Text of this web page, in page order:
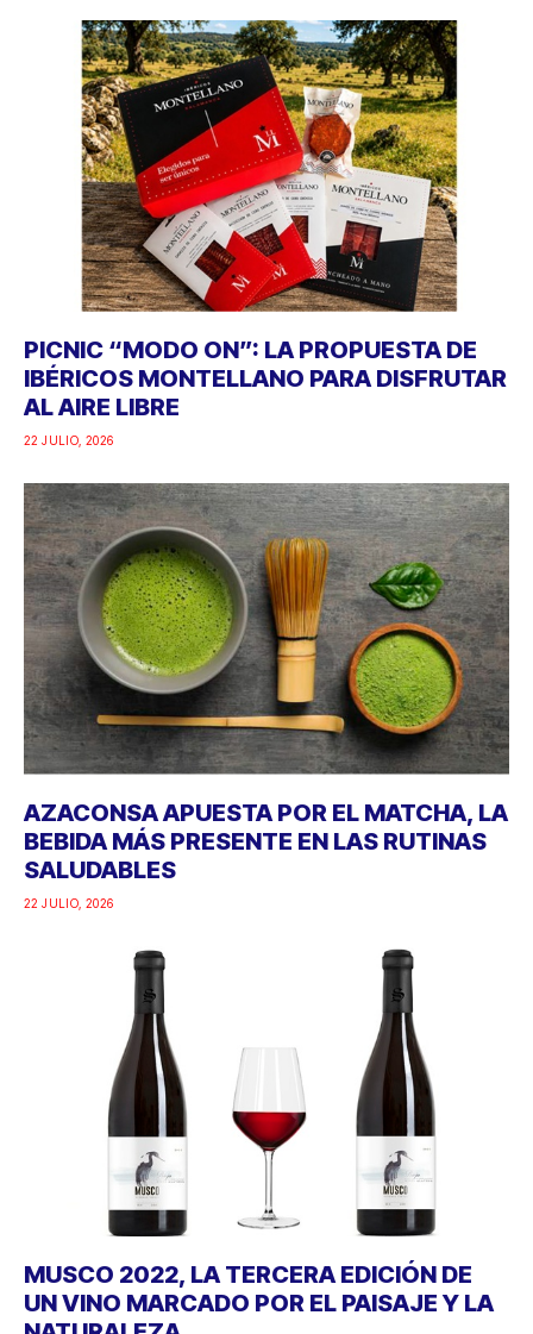
PICNIC “MODO ON”: LA PROPUESTA DE
IBÉRICOS MONTELLANO PARA DISFRUTAR
AL AIRE LIBRE
22 JULIO, 2026
AZACONSA APUESTA POR EL MATCHA, LA
BEBIDA MÁS PRESENTE EN LAS RUTINAS
SALUDABLES
22 JULIO, 2026
MUSCO 2022, LA TERCERA EDICIÓN DE
UN VINO MARCADO POR EL PAISAJE Y LA